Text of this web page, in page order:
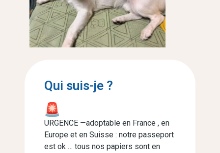
Qui suis-je ?
URGENCE —adoptable en France , en
Europe et en Suisse : notre passeport
est ok … tous nos papiers sont en